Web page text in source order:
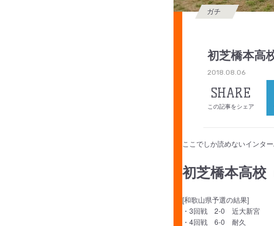
初芝橋本高
ガチ
2018.08.06
SHARE
この記事をシェア
ここでしか読めないインタ
初芝橋本高校
[和歌山県予選の結果]
・3回戦 2-0 近大新宮
・4回戦 6-0 耐久